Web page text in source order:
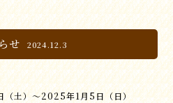
せ 2024.12.3
土）～2025年1月5日（日）